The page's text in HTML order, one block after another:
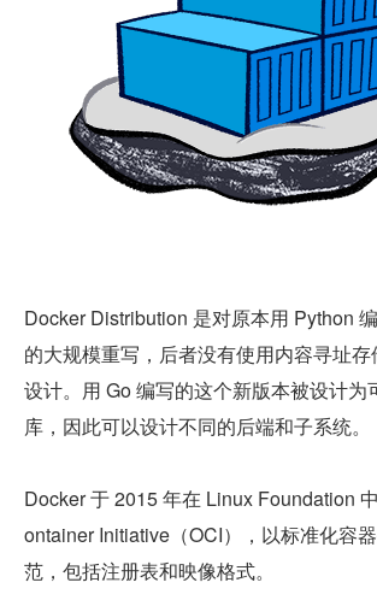
Docker Distribution 是对原本用 Python
的大规模重写，后者没有使用内容寻址
设计。用 Go 编写的这个新版本被设计为
库，因此可以设计不同的后端和子系统。
Docker 于 2015 年在 Linux Foundation
ontainer Initiative（OCI），以标准化容
范，包括注册表和映像格式。